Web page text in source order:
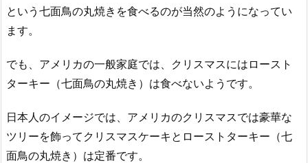
という七面鳥の丸焼きを食べるのが当然のようになってい
ます。
でも、アメリカの一般家庭では、クリスマスにはロースト
ターキー（七面鳥の丸焼き）は食べないようです。
日本人のイメージでは、アメリカのクリスマスでは豪華な
ツリーを飾ってクリスマスケーキとローストターキー（七
面鳥の丸焼き）は定番です。